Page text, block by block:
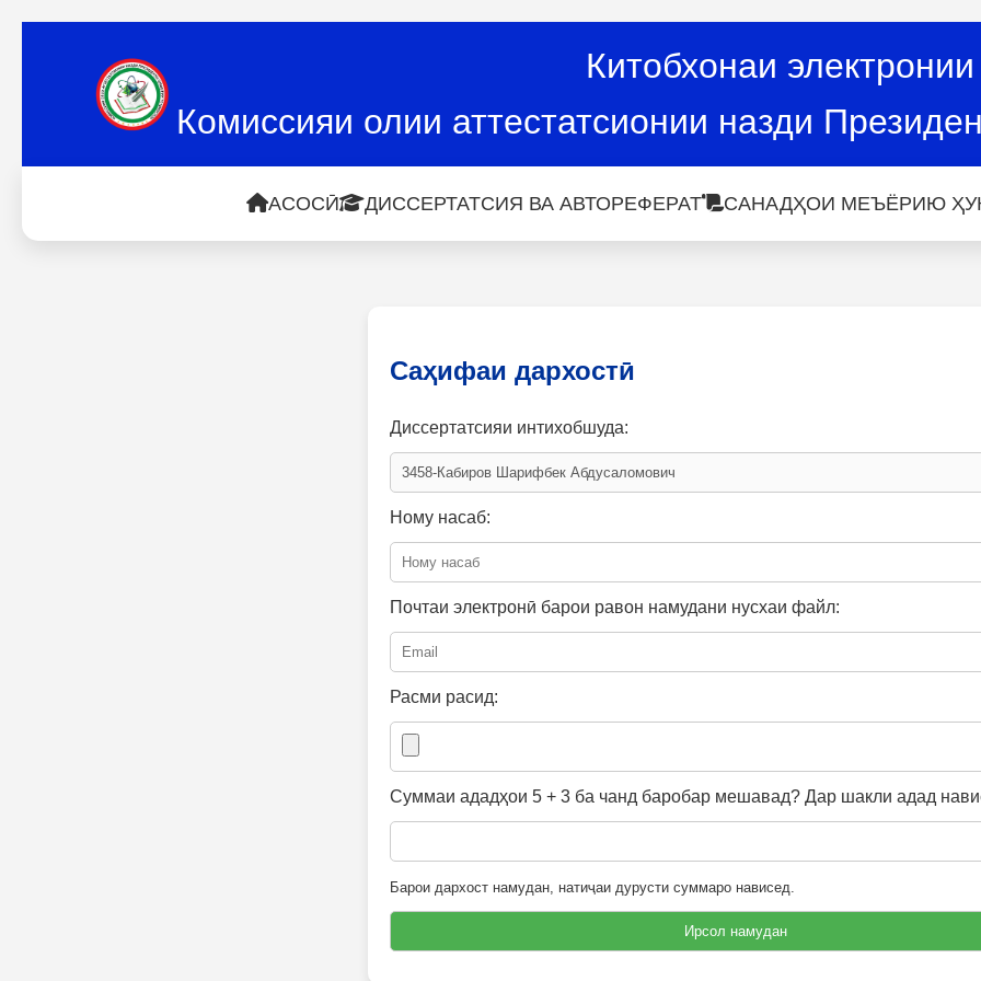
Китобхонаи электронии
Комиссияи олии аттестатсионии назди
АСОСӢ ДИССЕРТАТСИЯ ВА АВТОРЕФЕРАТ САНАДҲОИ МЕЪЁРИЮ
Саҳифаи дархостӣ
Диссертатсияи интихобшуда:
Ному насаб:
Почтаи электронӣ барои равон намудани нусхаи файл:
Расми расид:
Суммаи ададҳои 5 + 3 ба чанд баробар мешавад? Дар шакли адад
Барои дархост намудан, натиҷаи дурусти суммаро нависед.
Ирсол намудан